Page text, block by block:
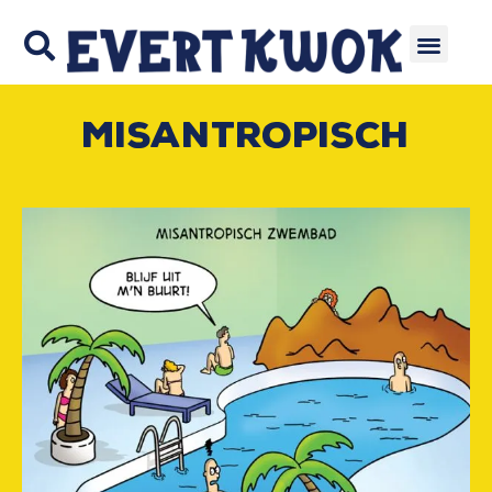
Misantropisch